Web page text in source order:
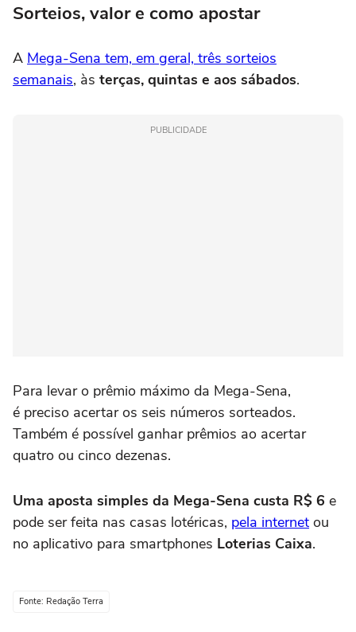
Sorteios, valor e como apostar
A Mega-Sena tem, em geral, três sorteios
semanais, às terças, quintas e aos sábados.
PUBLICIDADE
Para levar o prêmio máximo da Mega-Sena,
é preciso acertar os seis números sorteados.
Também é possível ganhar prêmios ao acertar
quatro ou cinco dezenas.
Uma aposta simples da Mega-Sena custa R$ 6 e
pode ser feita nas casas lotéricas, pela internet ou
no aplicativo para smartphones Loterias Caixa.
Fonte: Redação Terra